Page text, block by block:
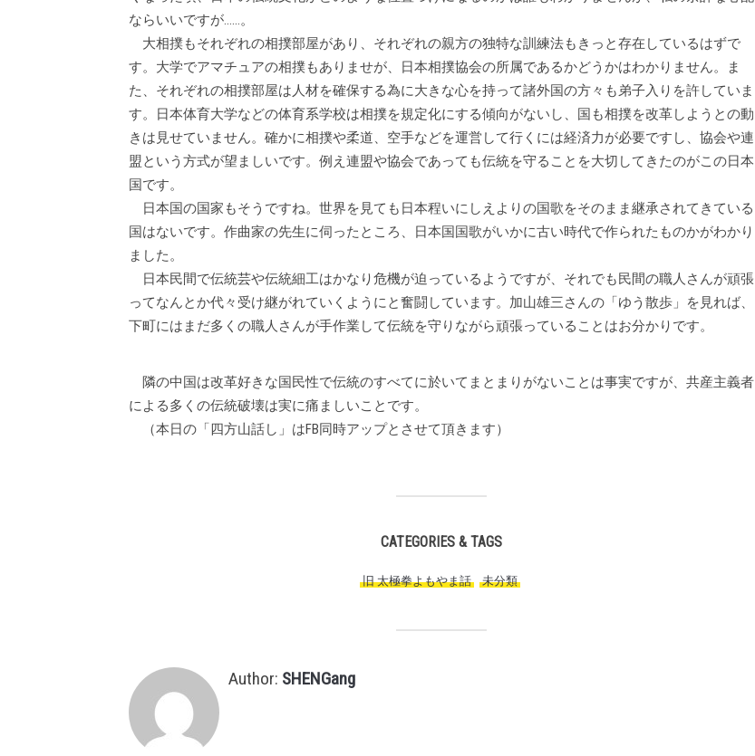
ならいいですが……。
大相撲もそれぞれの相撲部屋があり、それぞれの親方の独特な訓練法もきっと存在しているはずで
す。大学でアマチュアの相撲もありませが、日本相撲協会の所属であるかどうかはわかりません。ま
た、それぞれの相撲部屋は人材を確保する為に大きな心を持って諸外国の方々も弟子入りを許していま
す。日本体育大学などの体育系学校は相撲を規定化にする傾向がないし、国も相撲を改革しようとの動
きは見せていません。確かに相撲や柔道、空手などを運営して行くには経済力が必要ですし、協会や連
盟という方式が望ましいです。例え連盟や協会であっても伝統を守ることを大切してきたのがこの日本
国です。
日本国の国家もそうですね。世界を見ても日本程いにしえよりの国歌をそのまま継承されてきている
国はないです。作曲家の先生に伺ったところ、日本国国歌がいかに古い時代で作られたものかがわかり
ました。
日本民間で伝統芸や伝統細工はかなり危機が迫っているようですが、それでも民間の職人さんが頑張
ってなんとか代々受け継がれていくようにと奮闘しています。加山雄三さんの「ゆう散歩」を見れば、
下町にはまだ多くの職人さんが手作業して伝統を守りながら頑張っていることはお分かりです。
隣の中国は改革好きな国民性で伝統のすべてに於いてまとまりがないことは事実ですが、共産主義者
による多くの伝統破壊は実に痛ましいことです。
（本日の「四方山話し」はFB同時アップとさせて頂きます）
CATEGORIES & TAGS
旧 太極拳よもやま話 未分類
Author: SHENGang